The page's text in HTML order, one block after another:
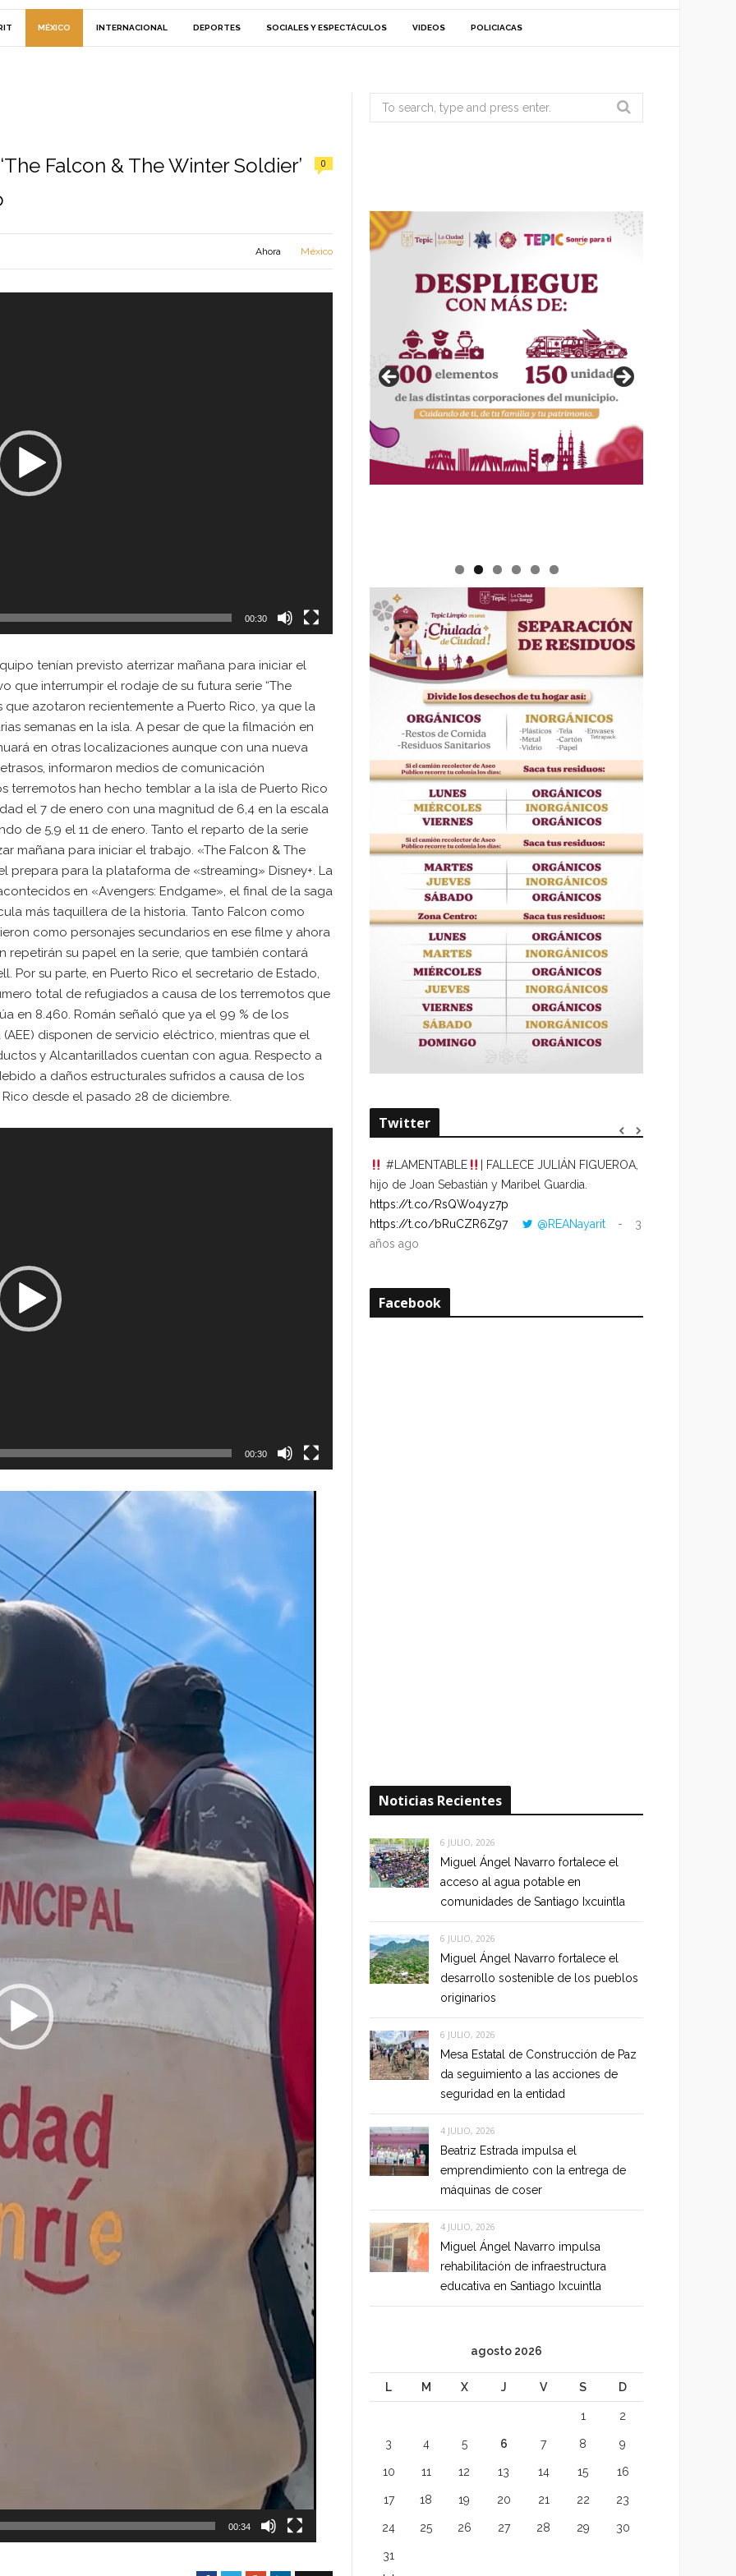
MÉXICO INTERNACIONAL DEPORTES SOCIALES Y ESPECTÁCULOS VIDEOS POLICIACAS
Falcon & The Winter Soldier’
0
Ahora México
00:30
tenían previsto aterrizar mañana para iniciar el
que interrumpir el rodaje de su futura serie “The
que azotaron recientemente a Puerto Rico, ya que la
semanas en la isla. A pesar de que la filmación en
en otras localizaciones aunque con una nueva
informaron medios de comunicación
terremotos han hecho temblar a la isla de Puerto Rico
el 7 de enero con una magnitud de 6,4 en la escala
de 5,9 el 11 de enero. Tanto el reparto de la serie
mañana para iniciar el trabajo. «The Falcon & The
prepara para la plataforma de «streaming» Disney+. La
en «Avengers: Endgame», el final de la saga
más taquillera de la historia. Tanto Falcon como
como personajes secundarios en ese filme y ahora
repetirán su papel en la serie, que también contará
Por su parte, en Puerto Rico el secretario de Estado,
total de refugiados a causa de los terremotos que
en 8.460. Román señaló que ya el 99 % de los
disponen de servicio eléctrico, mientras que el
y Alcantarillados cuentan con agua. Respecto a
a daños estructurales sufridos a causa de los
desde el pasado 28 de diciembre.
00:30
00:34
Search
for:
Twitter
#LAMENTABLE
| FALLECE JULIÁN FIGUEROA,
hijo de Joan Sebastián y Maribel Guardia.
https://t.co/RsQWo4yz7p
https://t.co/bRuCZR6Z97
@REANayarit
3
años ago
Facebook
Noticias Recientes
6 JULIO, 2026
Miguel Ángel Navarro fortalece el
acceso al agua potable en
comunidades de Santiago Ixcuintla
6 JULIO, 2026
Miguel Ángel Navarro fortalece el
desarrollo sostenible de los pueblos
originarios
6 JULIO, 2026
Mesa Estatal de Construcción de Paz
da seguimiento a las acciones de
seguridad en la entidad
4 JULIO, 2026
Beatriz Estrada impulsa el
emprendimiento con la entrega de
máquinas de coser
4 JULIO, 2026
Miguel Ángel Navarro impulsa
rehabilitación de infraestructura
educativa en Santiago Ixcuintla
agosto 2026
L M X J V S D
1 2
3 4 5 6 7 8 9
10 11 12 13 14 15 16
17 18 19 20 21 22 23
24 25 26 27 28 29 30
31